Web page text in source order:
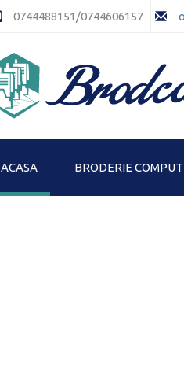
0744488151/0744606157
ACASA BRODERIE